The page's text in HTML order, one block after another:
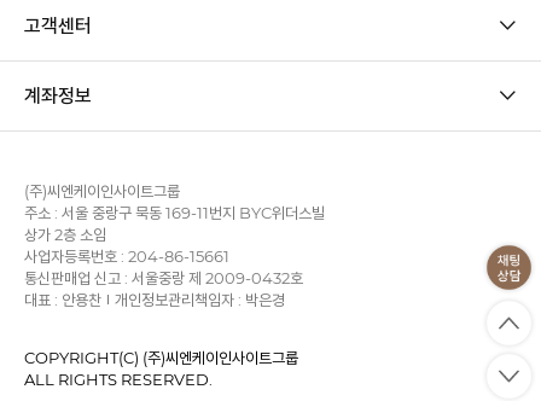
고객센터
계좌정보
(주)씨엔케이인사이트그룹
주소 : 서울 중랑구 묵동 169-11번지 BYC위더스빌
상가 2층 소임
사업자등록번호 : 204-86-15661
통신판매업 신고 : 서울중랑 제 2009-0432호
대표 : 안용찬
개인정보관리책임자 : 박은경
COPYRIGHT(C) (주)씨엔케이인사이트그룹
ALL RIGHTS RESERVED.